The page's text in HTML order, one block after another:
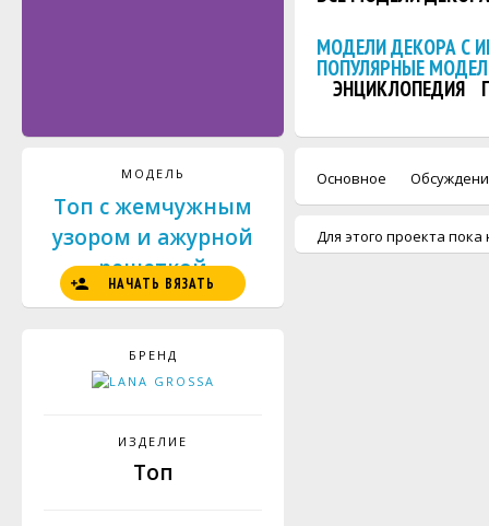
МОДЕЛИ ДЕКОРА С
ПОПУЛЯРНЫЕ
ЭНЦИКЛОПЕДИЯ
МОДЕЛЬ
Топ с жемчужным
узором и ажурной
решеткой
НАЧАТЬ ВЯЗАТЬ
БРЕНД
ИЗДЕЛИЕ
Топ
Основное
Для этого проекта